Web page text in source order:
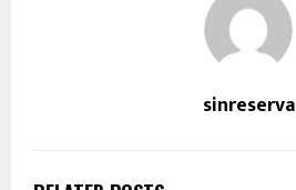
sinreserva